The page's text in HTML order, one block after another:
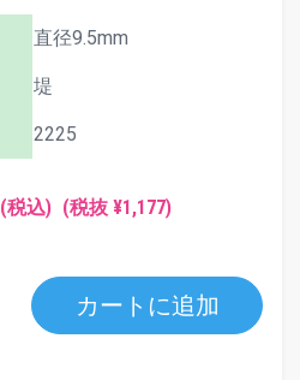
直径9.5mm
堤
2225
(税込) (税抜 ¥1,177)
カートに追加